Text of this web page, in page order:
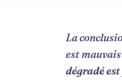
La
est
dégradé